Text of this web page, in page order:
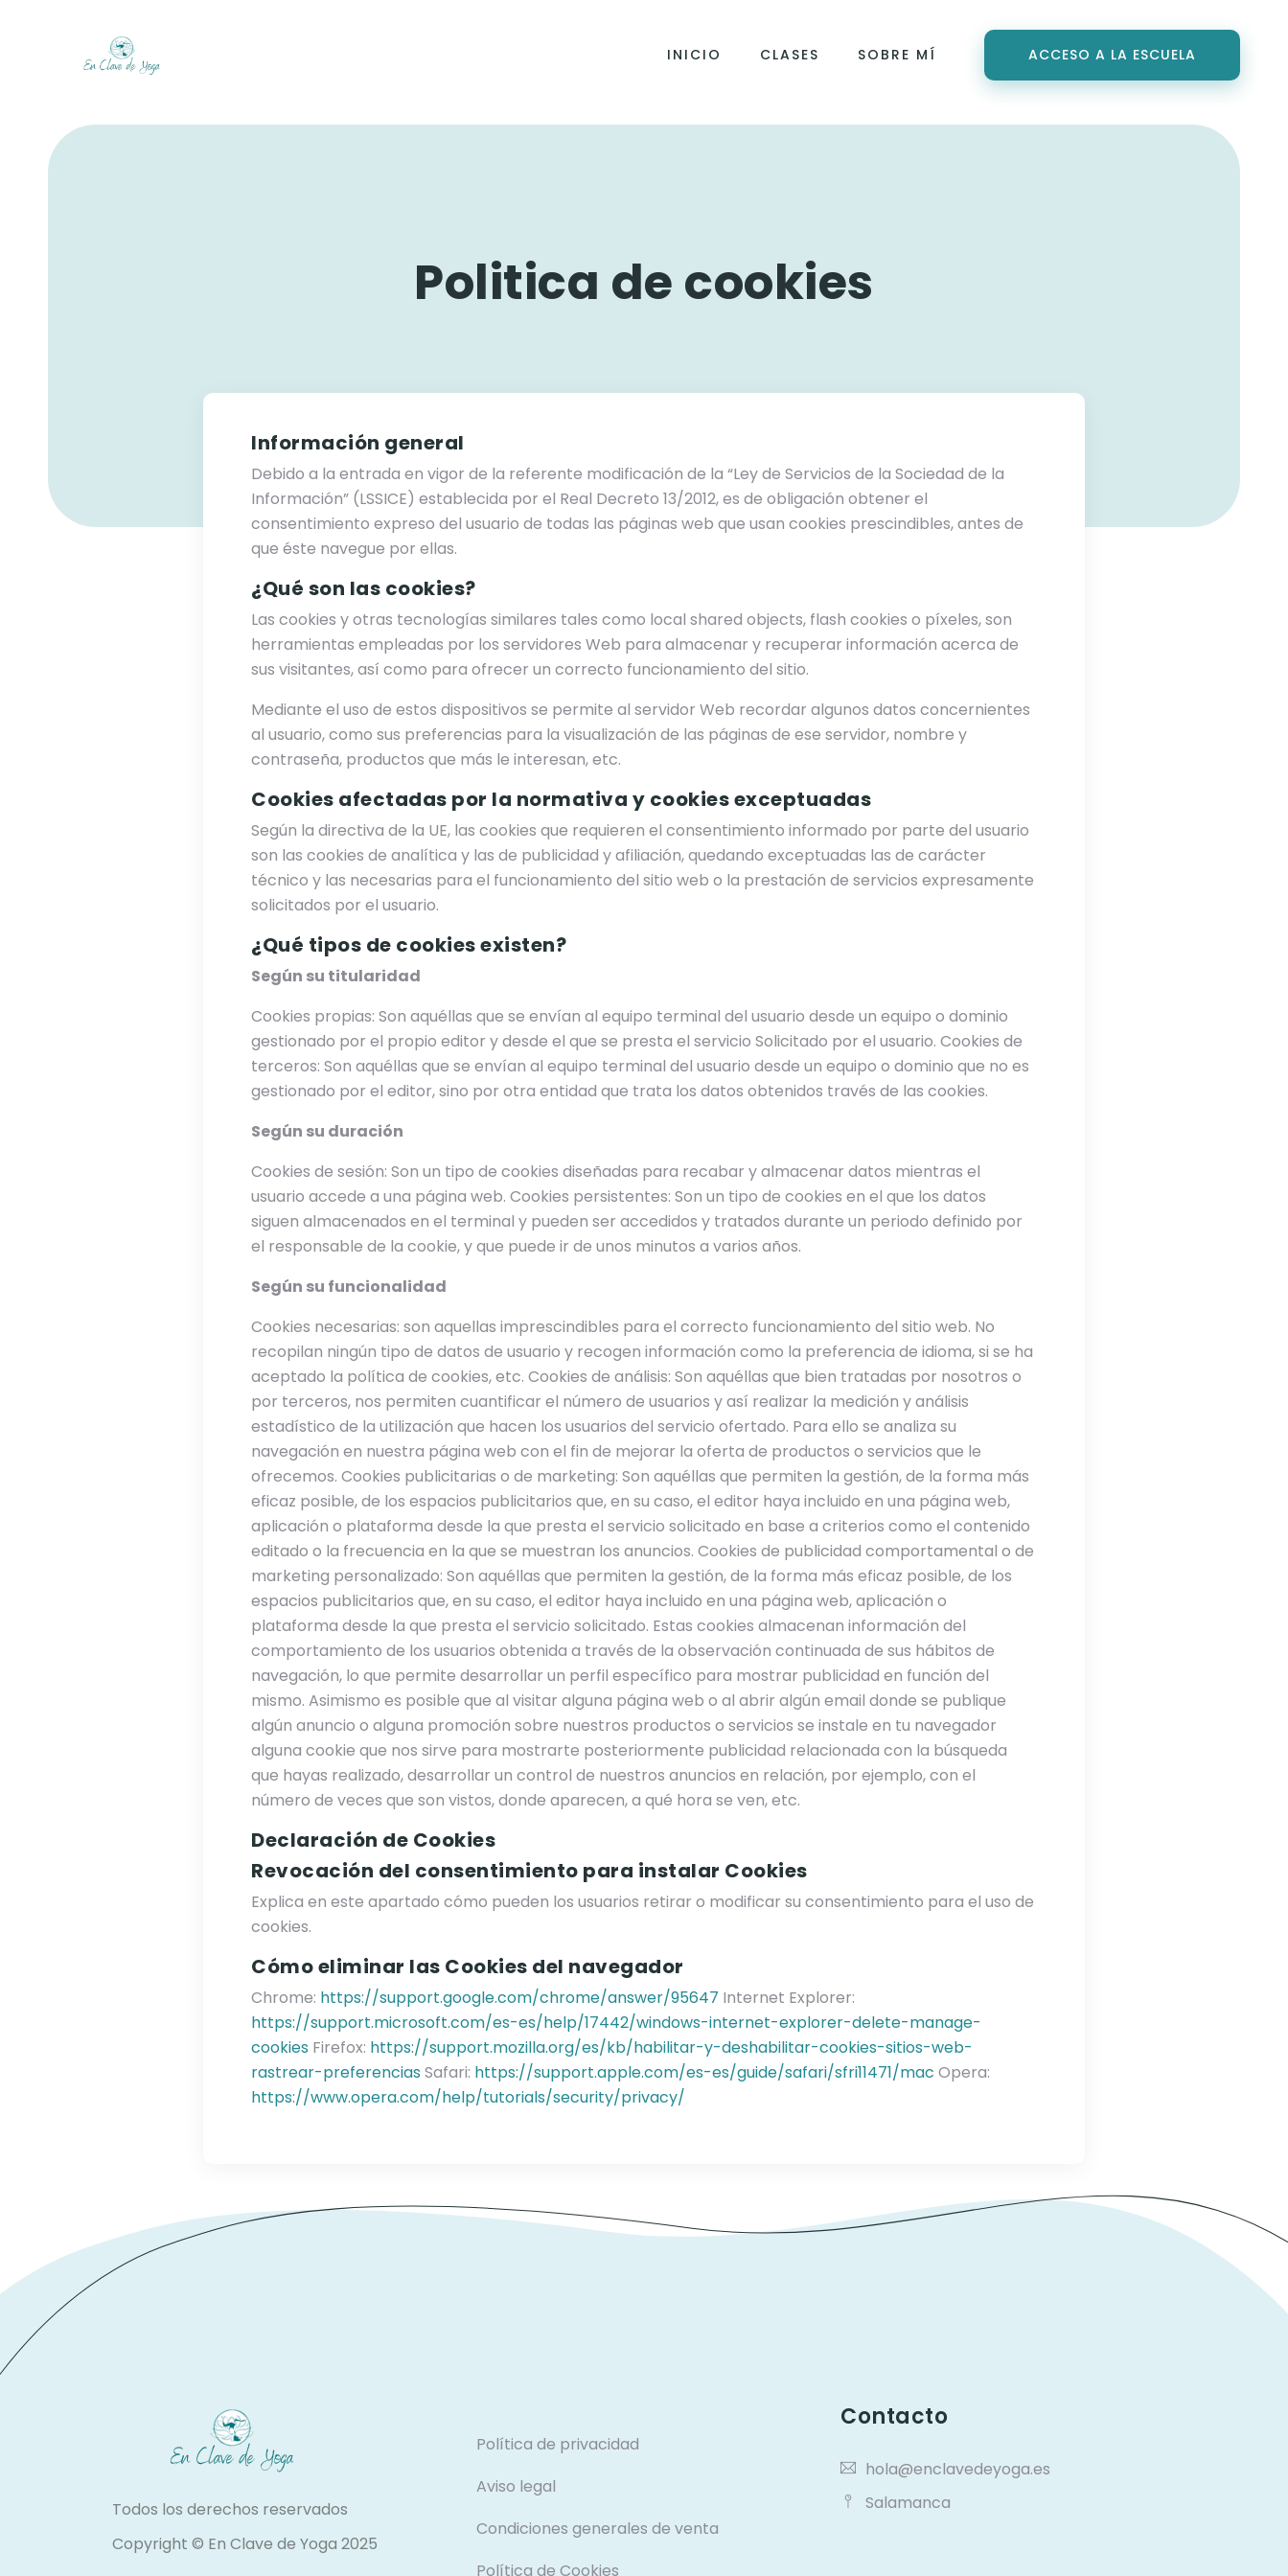
INICIO CLASES SOBRE MÍ ACCESO A LA ESCUELA
Politica de cookies
Información general
Debido a la entrada en vigor de la referente modificación de la “Ley de Servicios de la Sociedad de la
Información” (LSSICE) establecida por el Real Decreto 13/2012, es de obligación obtener el
consentimiento expreso del usuario de todas las páginas web que usan cookies prescindibles, antes de
que éste navegue por ellas.
¿Qué son las cookies?
Las cookies y otras tecnologías similares tales como local shared objects, flash cookies o píxeles, son
herramientas empleadas por los servidores Web para almacenar y recuperar información acerca de
sus visitantes, así como para ofrecer un correcto funcionamiento del sitio.
Mediante el uso de estos dispositivos se permite al servidor Web recordar algunos datos concernientes
al usuario, como sus preferencias para la visualización de las páginas de ese servidor, nombre y
contraseña, productos que más le interesan, etc.
Cookies afectadas por la normativa y cookies exceptuadas
Según la directiva de la UE, las cookies que requieren el consentimiento informado por parte del usuario
son las cookies de analítica y las de publicidad y afiliación, quedando exceptuadas las de carácter
técnico y las necesarias para el funcionamiento del sitio web o la prestación de servicios expresamente
solicitados por el usuario.
¿Qué tipos de cookies existen?
Según su titularidad
Cookies propias: Son aquéllas que se envían al equipo terminal del usuario desde un equipo o dominio
gestionado por el propio editor y desde el que se presta el servicio Solicitado por el usuario. Cookies de
terceros: Son aquéllas que se envían al equipo terminal del usuario desde un equipo o dominio que no es
gestionado por el editor, sino por otra entidad que trata los datos obtenidos través de las cookies.
Según su duración
Cookies de sesión: Son un tipo de cookies diseñadas para recabar y almacenar datos mientras el
usuario accede a una página web. Cookies persistentes: Son un tipo de cookies en el que los datos
siguen almacenados en el terminal y pueden ser accedidos y tratados durante un periodo definido por
el responsable de la cookie, y que puede ir de unos minutos a varios años.
Según su funcionalidad
Cookies necesarias: son aquellas imprescindibles para el correcto funcionamiento del sitio web. No
recopilan ningún tipo de datos de usuario y recogen información como la preferencia de idioma, si se ha
aceptado la política de cookies, etc. Cookies de análisis: Son aquéllas que bien tratadas por nosotros o
por terceros, nos permiten cuantificar el número de usuarios y así realizar la medición y análisis
estadístico de la utilización que hacen los usuarios del servicio ofertado. Para ello se analiza su
navegación en nuestra página web con el fin de mejorar la oferta de productos o servicios que le
ofrecemos. Cookies publicitarias o de marketing: Son aquéllas que permiten la gestión, de la forma más
eficaz posible, de los espacios publicitarios que, en su caso, el editor haya incluido en una página web,
aplicación o plataforma desde la que presta el servicio solicitado en base a criterios como el contenido
editado o la frecuencia en la que se muestran los anuncios. Cookies de publicidad comportamental o de
marketing personalizado: Son aquéllas que permiten la gestión, de la forma más eficaz posible, de los
espacios publicitarios que, en su caso, el editor haya incluido en una página web, aplicación o
plataforma desde la que presta el servicio solicitado. Estas cookies almacenan información del
comportamiento de los usuarios obtenida a través de la observación continuada de sus hábitos de
navegación, lo que permite desarrollar un perfil específico para mostrar publicidad en función del
mismo. Asimismo es posible que al visitar alguna página web o al abrir algún email donde se publique
algún anuncio o alguna promoción sobre nuestros productos o servicios se instale en tu navegador
alguna cookie que nos sirve para mostrarte posteriormente publicidad relacionada con la búsqueda
que hayas realizado, desarrollar un control de nuestros anuncios en relación, por ejemplo, con el
número de veces que son vistos, donde aparecen, a qué hora se ven, etc.
Declaración de Cookies
Revocación del consentimiento para instalar Cookies
Explica en este apartado cómo pueden los usuarios retirar o modificar su consentimiento para el uso de
cookies.
Cómo eliminar las Cookies del navegador
Chrome: https://support.google.com/chrome/answer/95647 Internet Explorer:
https://support.microsoft.com/es-es/help/17442/windows-internet-explorer-delete-manage-
cookies Firefox: https://support.mozilla.org/es/kb/habilitar-y-deshabilitar-cookies-sitios-web-
rastrear-preferencias Safari: https://support.apple.com/es-es/guide/safari/sfri11471/mac Opera:
https://www.opera.com/help/tutorials/security/privacy/
Todos los derechos reservados
Copyright © En Clave de Yoga 2025
Política de privacidad
Aviso legal
Condiciones generales de venta
Política de Cookies
Contacto
hola@enclavedeyoga.es
Salamanca